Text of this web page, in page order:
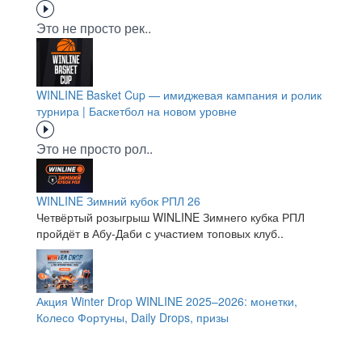
Это не просто рек..
WINLINE Basket Cup — имиджевая кампания и ролик
турнира | Баскетбол на новом уровне
Это не просто рол..
WINLINE Зимний кубок РПЛ 26
Четвёртый розыгрыш WINLINE Зимнего кубка РПЛ
пройдёт в Абу-Даби с участием топовых клуб..
Акция Winter Drop WINLINE 2025–2026: монетки,
Колесо Фортуны, Daily Drops, призы